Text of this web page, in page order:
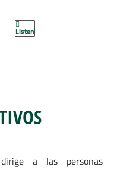
Listen
a las personas